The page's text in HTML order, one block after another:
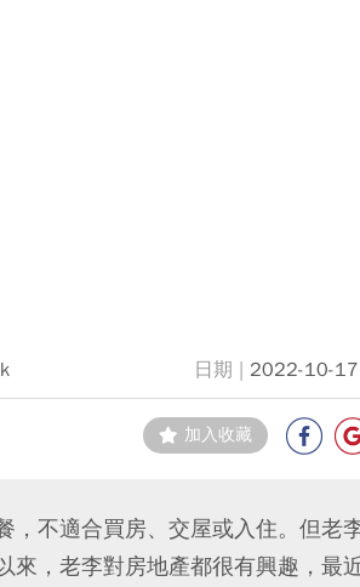
2022-10-
加入收藏
，不適合買房、交屋或入住。但老
來，老李對房地產都很有興趣，最